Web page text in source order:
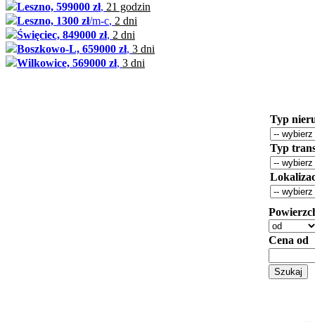
Leszno, 599000 zł, 21 godzin
Leszno, 1300 zł/m-c, 2 dni
Święciec, 849000 zł, 2 dni
Boszkowo-L, 659000 zł, 3 dni
Wilkowice, 569000 zł, 3 dni
Typ
Typ
Cena od